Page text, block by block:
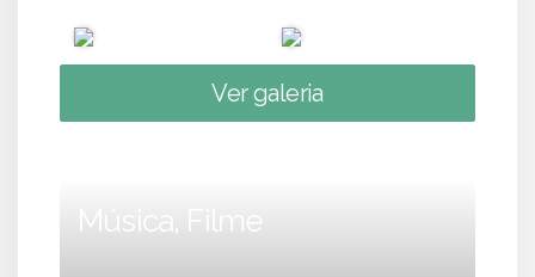
Ver galeria
Música, Filme